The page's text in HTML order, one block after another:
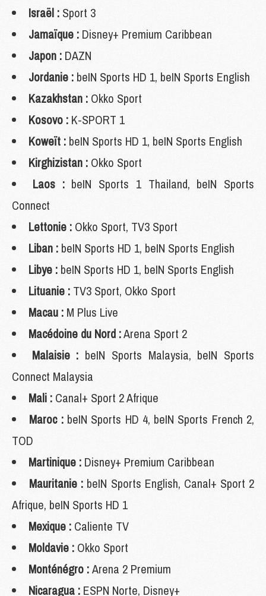
Israël : Sport 3
Jamaïque : Disney+ Premium Caribbean
Japon : DAZN
Jordanie : beIN Sports HD 1, beIN Sports English
Kazakhstan : Okko Sport
Kosovo : K-SPORT 1
Koweït : beIN Sports HD 1, beIN Sports English
Kirghizistan : Okko Sport
Laos :beIN Sports 1 Thailand, beIN Sports
Connect
Lettonie : Okko Sport, TV3 Sport
Liban : beIN Sports HD 1, beIN Sports English
Libye : beIN Sports HD 1, beIN Sports English
Lituanie : TV3 Sport, Okko Sport
Macau : M Plus Live
Macédoine du Nord :Arena Sport 2
Malaisie : beIN Sports Malaysia, beIN Sports
Connect Malaysia
Mali : Canal+ Sport 2 Afrique
Maroc :beIN Sports HD 4, beIN Sports French 2,
TOD
Martinique : Disney+ Premium Caribbean
Mauritanie : beIN Sports English, Canal+ Sport 2
Afrique, beIN Sports HD 1
Mexique : Caliente TV
Moldavie : Okko Sport
Monténégro :Arena 2 Premium
Nicaragua : ESPN Norte, Disney+